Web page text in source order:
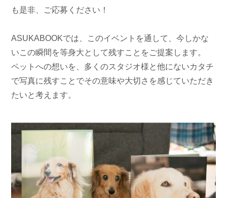
も是非、ご応募ください！
ASUKABOOKでは、このイベントを通して、今しかな
いこの瞬間を等身大として残すことをご提案します。
ペットへの想いを、多くのスタジオ様と他にないカタチ
で写真に残すことでその意味や大切さを感じていただき
たいと考えます。